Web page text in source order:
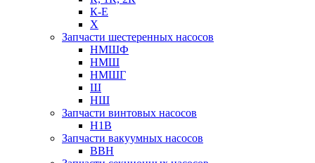
К-Е
Х
Запчасти шестеренных насосов
НМШФ
НМШ
НМШГ
Ш
НШ
Запчасти винтовых насосов
Н1В
Запчасти вакуумных насосов
ВВН